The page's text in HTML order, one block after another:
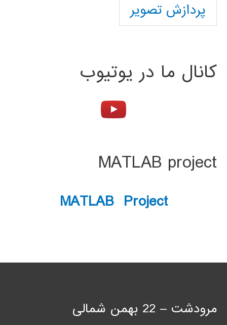
پردازش تصویر
کانال ما در یوتیوب
MATLAB project
MATLAB Project
مرودشت – 22 بهمن شمالی